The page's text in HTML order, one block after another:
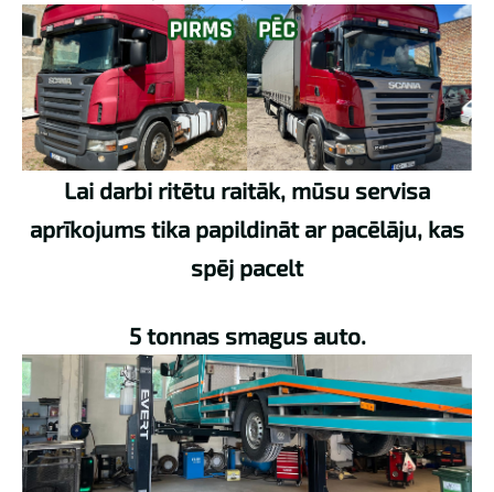
Lai darbi ritētu raitāk, mūsu servisa
aprīkojums tika papildināt ar pacēlāju, kas
spēj pacelt
5 tonnas smagus auto.